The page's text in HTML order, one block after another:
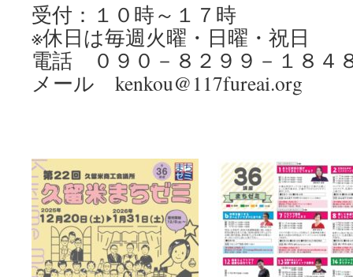
受付：１０時～１７時
※休日は毎週火曜・日曜・祝日
電話 ０９０－８２９９－１８４
メール kenkou@117fureai.org